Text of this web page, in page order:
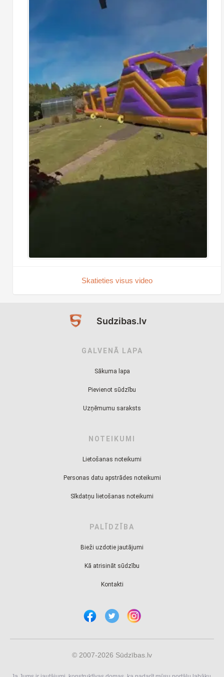
Skatieties visus video
Sudzibas.lv
GALVENĀ LAPA
Sākuma lapa
Pievienot sūdzību
Uzņēmumu saraksts
NOTEIKUMI
Lietošanas noteikumi
Personas datu apstrādes noteikumi
Sīkdatņu lietošanas noteikumi
PALĪDZĪBA
Bieži uzdotie jautājumi
Kā atrisināt sūdzību
Kontakti
© 2007-2026 Sūdzības.lv